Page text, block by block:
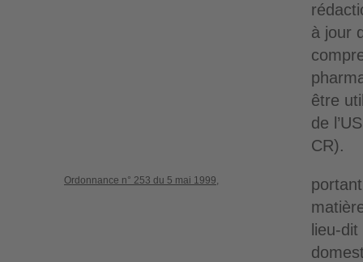
à jour
être
de
CR).
Ordonnance n° 253 du 5 mai 1999,
lieu-